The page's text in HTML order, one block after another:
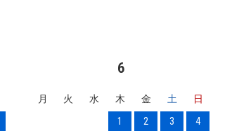
6
月 火 水 木 金 土
日
1
2 3
4